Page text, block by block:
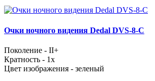
Очки ночного видения Dedal DVS-8-C
Поколение - II+
Кратность - 1x
Цвет изображения - зеленый